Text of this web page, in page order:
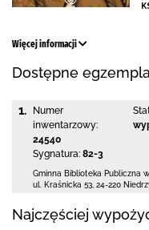
Więcej informacji
Dostępne
1.
Numer
inwentarzowy:
24540
Sygnatura: 82-3
Gminna Biblioteka Publiczna
ul. Kraśnicka 53 24-220
Najczęściej